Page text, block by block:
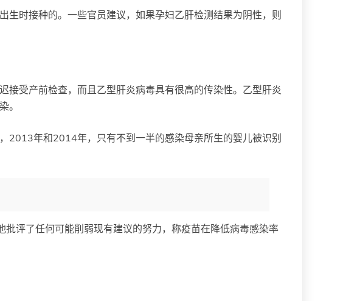
生时接种的。一些官员建议，如果孕妇乙肝检测结果为阴性，则
接受产前检查，而且乙型肝炎病毒具有很高的传染性。乙型肝炎
。
2013年和2014年，只有不到一半的感染母亲所生的婴儿被识别
评了任何可能削弱现有建议的努力，称疫苗在降低病毒感染率